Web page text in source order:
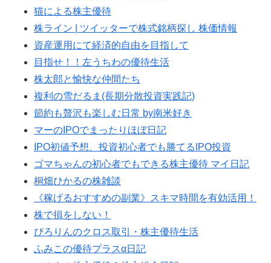
猫による株主優待
株ライン | ツイッターで株式銘柄探し 株価情報
資産運用にて経済的自由を目指して
目指せ！！左うちわの優待生活
株太郎と愉快な仲間たち
複利の雪だるま(長期分散投資実践記)
節約も贅沢も楽しむ日常 by南米好き
マーのIPOでまったりほぼ日記
IPO初値予想、投資初心者でも勝てるIPO投資
ゴマちゃんの初心者でもできる株主優待 マイ日記
桐畑ひかるの株雑談
《稼げるおすすめの副業》スキマ時間を有効活用！
株で損をしない！
ぴろりんのクロス取引・株主優待生活
ふみこの優待プラスα日記